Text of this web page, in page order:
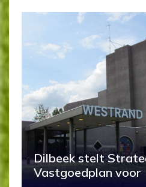
Dilbeek stelt
Vastgoedplan voor